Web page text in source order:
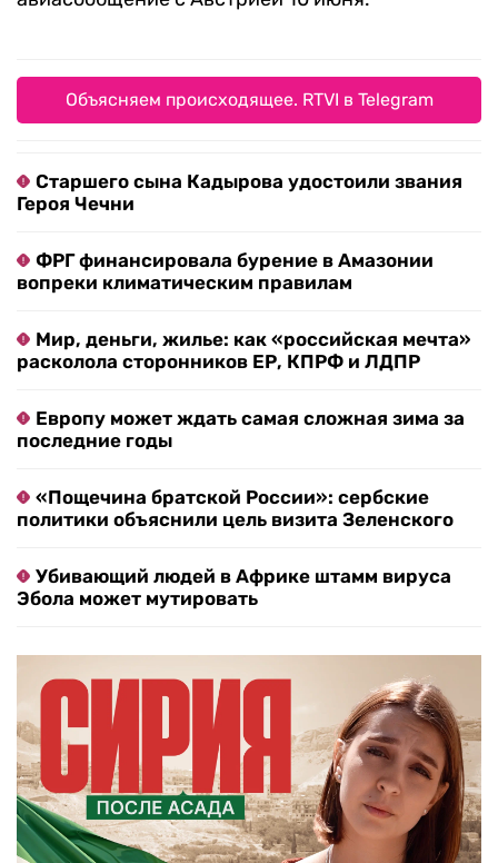
Объясняем происходящее. RTVI в Telegram
Старшего сына Кадырова удостоили звания
Героя Чечни
ФРГ финансировала бурение в Амазонии
вопреки климатическим правилам
Мир, деньги, жилье: как «российская мечта»
расколола сторонников ЕР, КПРФ и ЛДПР
Европу может ждать самая сложная зима за
последние годы
«Пощечина братской России»: сербские
политики объяснили цель визита Зеленского
Убивающий людей в Африке штамм вируса
Эбола может мутировать